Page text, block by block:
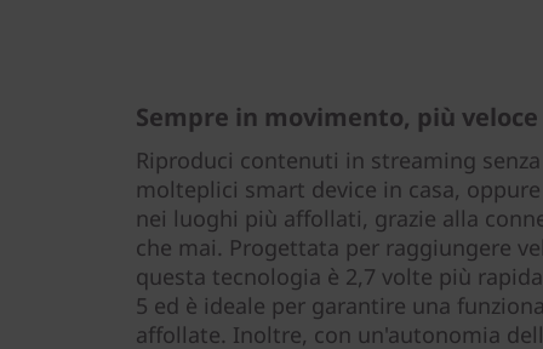
Sempre in movimento, più
Riproduci contenuti in streaming
molteplici smart device in casa,
nei luoghi più affollati, grazie alla
che mai. Progettata per raggiungere
questa tecnologia è 2,7 volte più
5 ed è ideale per garantire una
affollate. Inoltre, con un'autonomia